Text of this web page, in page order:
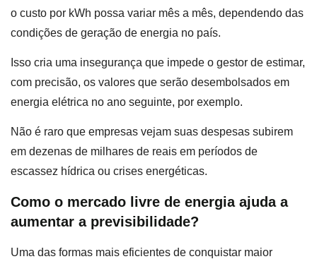
o custo por kWh possa variar mês a mês, dependendo das
condições de geração de energia no país.
Isso cria uma insegurança que impede o gestor de estimar,
com precisão, os valores que serão desembolsados em
energia elétrica no ano seguinte, por exemplo.
Não é raro que empresas vejam suas despesas subirem
em dezenas de milhares de reais em períodos de
escassez hídrica ou crises energéticas.
Como o mercado livre de energia ajuda a
aumentar a previsibilidade?
Uma das formas mais eficientes de conquistar maior